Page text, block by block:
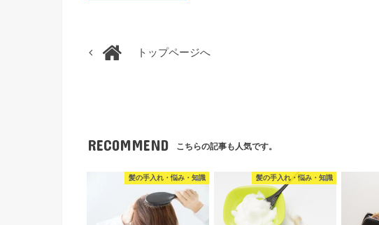
トップページへ
RECOMMEND こちらの記事も人気です。
髪の手入れ・悩み・知識 髪の手入れ・悩み・知識